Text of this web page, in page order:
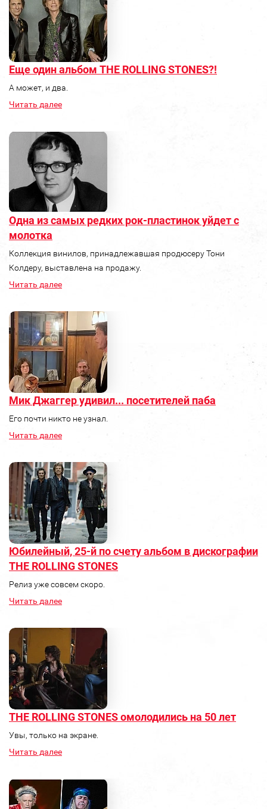
Еще один альбом THE ROLLING STONES?!
А может, и два.
Читать далее
Одна из самых редких рок-пластинок уйдет с
молотка
Коллекция винилов, принадлежавшая продюсеру Тони
Колдеру, выставлена на продажу.
Читать далее
Мик Джаггер удивил... посетителей паба
Его почти никто не узнал.
Читать далее
Юбилейный, 25-й по счету альбом в дискографии
THE ROLLING STONES
Релиз уже совсем скоро.
Читать далее
THE ROLLING STONES омолодились на 50 лет
Увы, только на экране.
Читать далее